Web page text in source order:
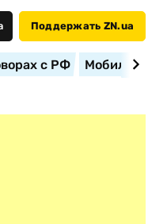
Поддержать ZN.ua
с РФ